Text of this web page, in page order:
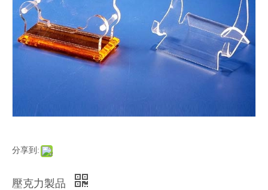
分享到:
壓克力製品